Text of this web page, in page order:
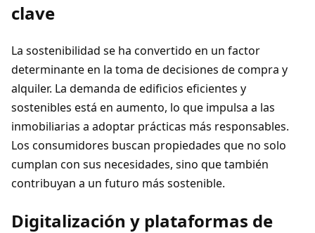
clave
La sostenibilidad se ha convertido en un factor
determinante en la toma de decisiones de compra y
alquiler. La demanda de edificios eficientes y
sostenibles está en aumento, lo que impulsa a las
inmobiliarias a adoptar prácticas más responsables.
Los consumidores buscan propiedades que no solo
cumplan con sus necesidades, sino que también
contribuyan a un futuro más sostenible.
Digitalización y plataformas de